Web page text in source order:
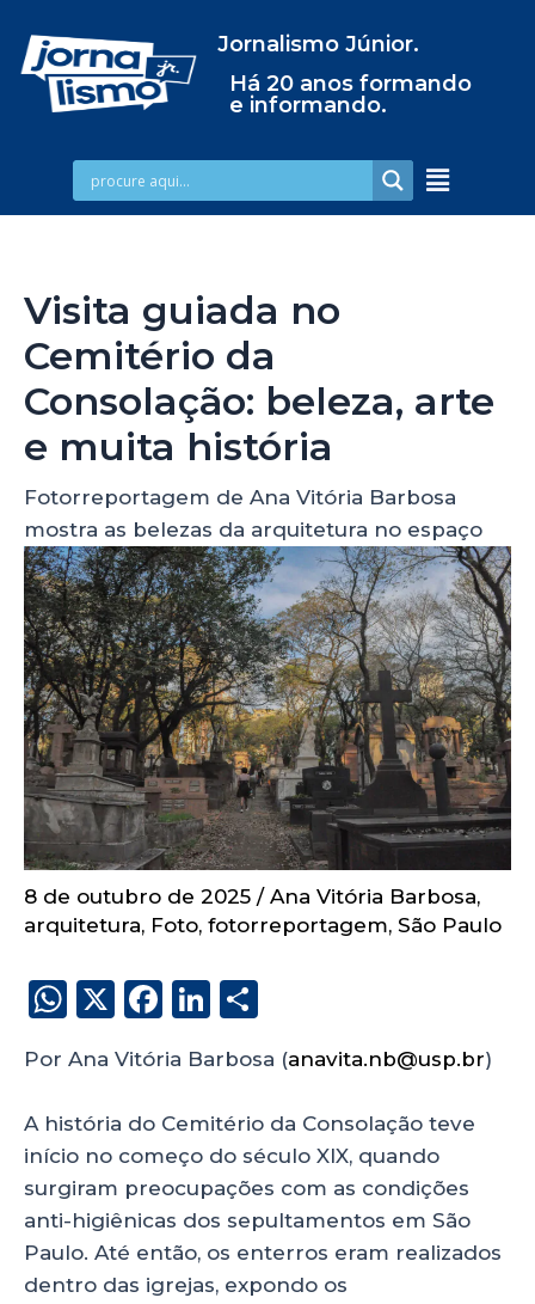
Jornalismo Júnior.
Há 20 anos formando
e informando.
Visita guiada no
Cemitério da
Consolação: beleza, arte
e muita história
Fotorreportagem de Ana Vitória Barbosa
mostra as belezas da arquitetura no espaço
8 de outubro de 2025 / Ana Vitória Barbosa,
arquitetura, Foto, fotorreportagem, São Paulo
W
a
ts
A
p
p
X
F
c
e
b
o
o
k
Li
k
e
dI
n
a
re
Por Ana Vitória Barbosa (anavita.nb@usp.br)
A história do Cemitério da Consolação teve
início no começo do século XIX, quando
surgiram preocupações com as condições
anti-higiênicas dos sepultamentos em São
Paulo. Até então, os enterros eram realizados
dentro das igrejas, expondo os